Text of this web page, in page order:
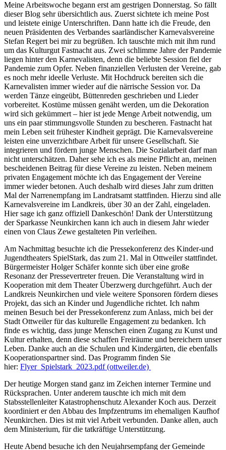
Meine Arbeitswoche begann erst am gestrigen Donnerstag. So fällt
dieser Blog sehr übersichtlich aus. Zuerst sichtete ich meine Post
und leistete einige Unterschriften. Dann hatte ich die Freude, den
neuen Präsidenten des Verbandes saarländischer Karnevalsvereine
Stefan Regert bei mir zu begrüßen. Ich tauschte mich mit ihm rund
um das Kulturgut Fastnacht aus. Zwei schlimme Jahre der Pandemie
liegen hinter den Karnevalisten, denn die beliebte Session fiel der
Pandemie zum Opfer. Neben finanziellen Verlusten der Vereine, gab
es noch mehr ideelle Verluste. Mit Hochdruck bereiten sich die
Karnevalisten immer wieder auf die närrische Session vor. Da
werden Tänze eingeübt, Büttenreden geschrieben und Lieder
vorbereitet. Kostüme müssen genäht werden, um die Dekoration
wird sich gekümmert – hier ist jede Menge Arbeit notwendig, um
uns ein paar stimmungsvolle Stunden zu bescheren. Fastnacht hat
mein Leben seit frühester Kindheit geprägt. Die Karnevalsvereine
leisten eine unverzichtbare Arbeit für unsere Gesellschaft. Sie
integrieren und fördern junge Menschen. Die Sozialarbeit darf man
nicht unterschätzen. Daher sehe ich es als meine Pflicht an, meinen
bescheidenen Beitrag für diese Vereine zu leisten. Neben meinem
privaten Engagement möchte ich das Engagement der Vereine
immer wieder betonen. Auch deshalb wird dieses Jahr zum dritten
Mal der Narrenempfang im Landratsamt stattfinden. Hierzu sind alle
Karnevalsvereine im Landkreis, über 30 an der Zahl, eingeladen.
Hier sage ich ganz offiziell Dankeschön! Dank der Unterstützung
der Sparkasse Neunkirchen kann ich auch in diesem Jahr wieder
einen von Claus Zewe gestalteten Pin verleihen.
Am Nachmittag besuchte ich die Pressekonferenz des Kinder-und
Jugendtheaters SpielStark, das zum 21. Mal in Ottweiler stattfindet.
Bürgermeister Holger Schäfer konnte sich über eine große
Resonanz der Pressevertreter freuen. Die Veranstaltung wird in
Kooperation mit dem Theater Überzwerg durchgeführt. Auch der
Landkreis Neunkirchen und viele weitere Sponsoren fördern dieses
Projekt, das sich an Kinder und Jugendliche richtet. Ich nahm
meinen Besuch bei der Pressekonferenz zum Anlass, mich bei der
Stadt Ottweiler für das kulturelle Engagement zu bedanken. Ich
finde es wichtig, dass junge Menschen einen Zugang zu Kunst und
Kultur erhalten, denn diese schaffen Freiräume und bereichern unser
Leben. Danke auch an die Schulen und Kindergärten, die ebenfalls
Kooperationspartner sind. Das Programm finden Sie
hier: Flyer_Spielstark_2023.pdf (ottweiler.de)
Der heutige Morgen stand ganz im Zeichen interner Termine und
Rücksprachen. Unter anderem tauschte ich mich mit dem
Stabsstellenleiter Katastrophenschutz Alexander Koch aus. Derzeit
koordiniert er den Abbau des Impfzentrums im ehemaligen Kaufhof
Neunkirchen. Dies ist mit viel Arbeit verbunden. Danke allen, auch
dem Ministerium, für die tatkräftige Unterstützung.
Heute Abend besuche ich den Neujahrsempfang der Gemeinde